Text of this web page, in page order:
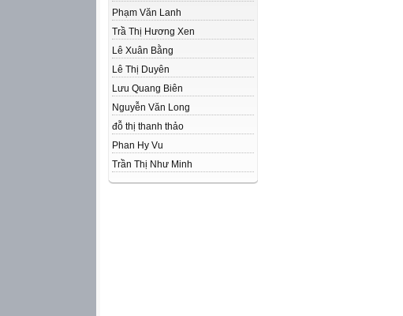
Phạm Văn Lanh
Trầ Thị Hương Xen
Lê Xuân Bằng
Lê Thị Duyên
Lưu Quang Biên
Nguyễn Văn Long
đỗ thị thanh thảo
Phan Hy Vu
Trần Thị Như Minh